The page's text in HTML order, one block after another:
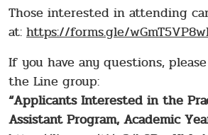
Those interested in attending
at: https://forms.gle/
If you have any questions,
the Line group:
“Applicants Interested in the
Assistant Program, Academic